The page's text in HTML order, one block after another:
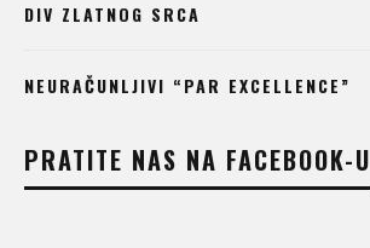
DIV ZLATNOG SRCA
NEURAČUNLJIVI “PAR EXCELLENCE”
PRATITE NAS NA FACEBOOK-U